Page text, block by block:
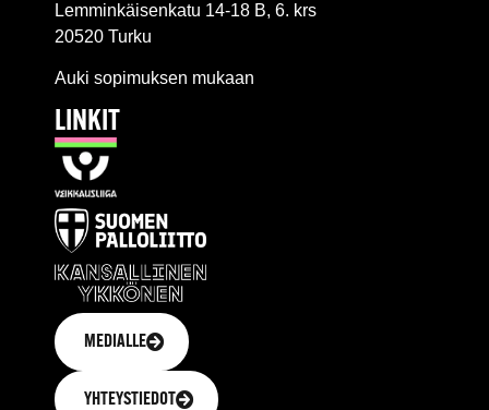
Lemminkäisenkatu 14-18 B, 6. krs
20520 Turku
Auki sopimuksen mukaan
LINKIT
MEDIALLE
YHTEYSTIEDOT